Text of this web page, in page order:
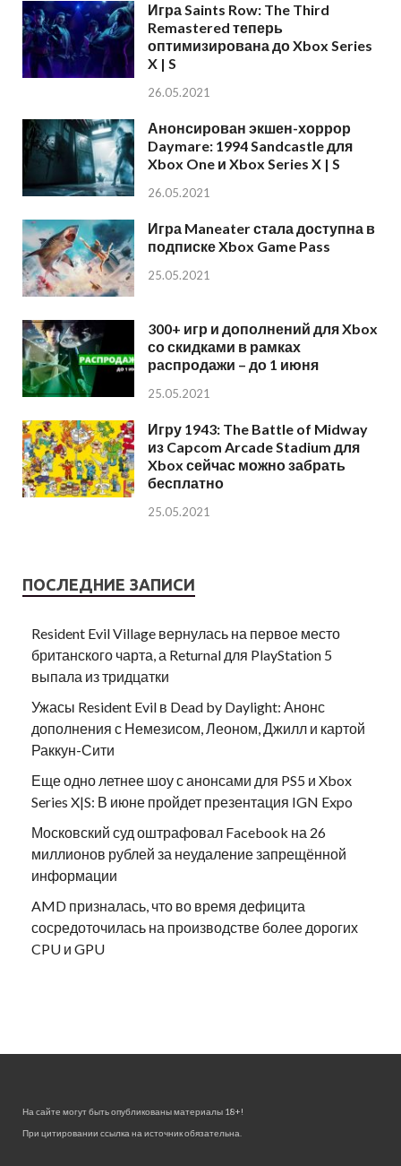
Игра Saints Row: The Third
Remastered теперь
оптимизирована до Xbox Series
X | S
26.05.2021
Анонсирован экшен-хоррор
Daymare: 1994 Sandcastle для
Xbox One и Xbox Series X | S
26.05.2021
Игра Maneater стала доступна в
подписке Xbox Game Pass
25.05.2021
300+ игр и дополнений для Xbox
со скидками в рамках
распродажи – до 1 июня
25.05.2021
Игру 1943: The Battle of Midway
из Capcom Arcade Stadium для
Xbox сейчас можно забрать
бесплатно
25.05.2021
ПОСЛЕДНИЕ ЗАПИСИ
Resident Evil Village вернулась на первое место
британского чарта, а Returnal для PlayStation 5
выпала из тридцатки
Ужасы Resident Evil в Dead by Daylight: Анонс
дополнения с Немезисом, Леоном, Джилл и картой
Раккун-Сити
Еще одно летнее шоу с анонсами для PS5 и Xbox
Series X|S: В июне пройдет презентация IGN Expo
Московский суд оштрафовал Facebook на 26
миллионов рублей за неудаление запрещённой
информации
AMD призналась, что во время дефицита
сосредоточилась на производстве более дорогих
CPU и GPU
На сайте могут быть опубликованы материалы 18+!
При цитировании ссылка на источник обязательна.